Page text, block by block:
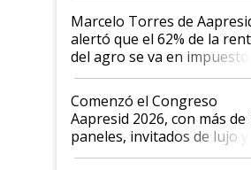
"Los veo más motivados"
Marcelo Torres de
alertó que el 62% de la
del agro se va en impuestos:
"No es bueno que en
Argentina se sigan
las mismas cosas de hace
años"
Comenzó el Congreso
Aapresid 2026, con más de
paneles, invitados de lujo y
todas las tendencias